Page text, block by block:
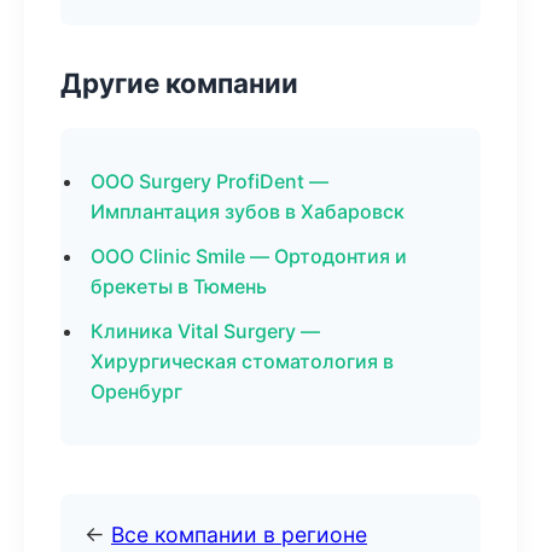
Другие компании
ООО Surgery ProfiDent —
Имплантация зубов в Хабаровск
ООО Clinic Smile — Ортодонтия и
брекеты в Тюмень
Клиника Vital Surgery —
Хирургическая стоматология в
Оренбург
← Все компании в регионе